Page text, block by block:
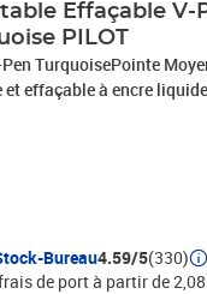
Effaçable V-
PILOT
TurquoisePointe
effaçable à encre
tracé du V-Pen,
Bureau4.59/5(330)
de port à partir de